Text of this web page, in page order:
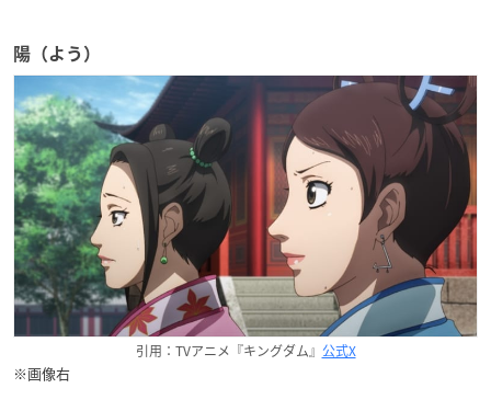
陽（よう）
引用：TVアニメ『キングダム』 公式X
※画像右